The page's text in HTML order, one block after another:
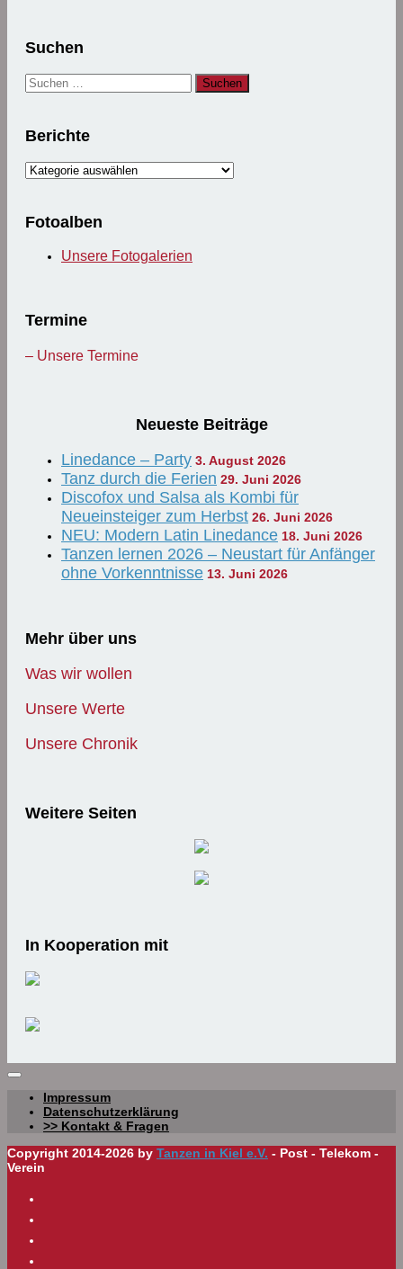
Suchen
Suchen
nach:
Berichte
Berichte
Fotoalben
Unsere Fotogalerien
Termine
– Unsere Termine
Neueste Beiträge
Linedance – Party 3. August 2026
Tanz durch die Ferien 29. Juni 2026
Discofox und Salsa als Kombi für
Neueinsteiger zum Herbst 26. Juni 2026
NEU: Modern Latin Linedance 18. Juni 2026
Tanzen lernen 2026 – Neustart für Anfänger
ohne Vorkenntnisse 13. Juni 2026
Mehr über uns
Was wir wollen
Unsere Werte
Unsere Chronik
Weitere Seiten
In Kooperation mit
Impressum
Datenschutzerklärung
>> Kontakt & Fragen
Copyright 2014-2026 by Tanzen in Kiel e.V. - Post - Telekom -
Verein